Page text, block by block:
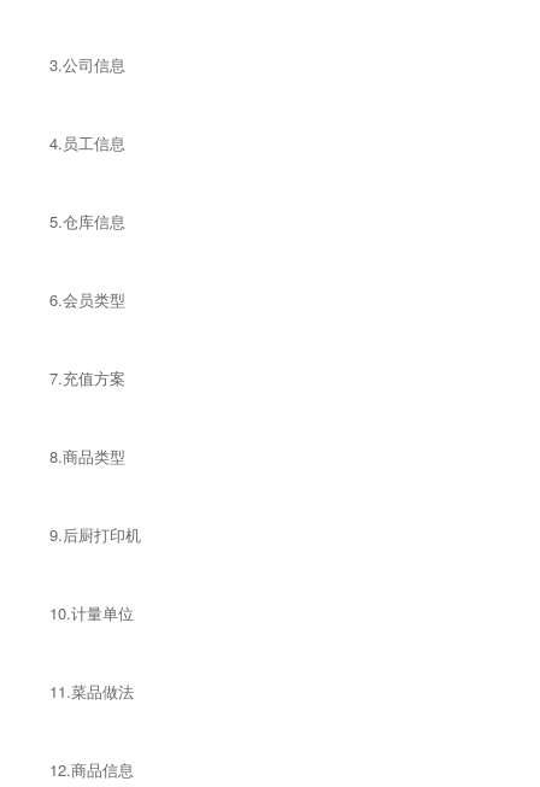
3.公司信息
4.员工信息
5.仓库信息
6.会员类型
7.充值方案
8.商品类型
9.后厨打印机
10.计量单位
11.菜品做法
12.商品信息